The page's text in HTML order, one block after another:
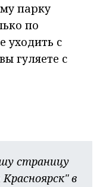
парку
по
уходить с
гуляете с
страницу
в